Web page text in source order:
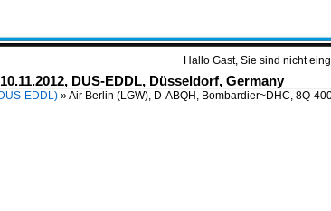
Hallo Gast, Sie sind nicht
DUS-EDDL, Düsseldorf, Germany
EDDL) »Air Berlin (LGW), D-ABQH, Bombardier~DHC, 8Q-